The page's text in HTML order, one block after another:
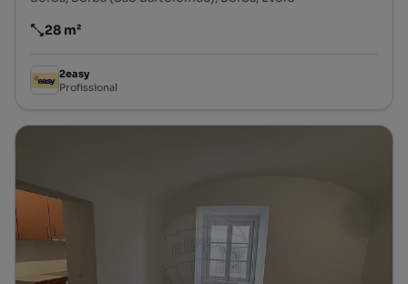
Preço por metro quadrado
28 m²
2easy
Profissional